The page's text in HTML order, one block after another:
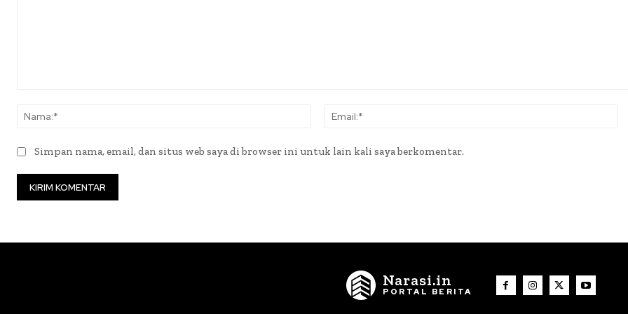
Nama:*
Simpan nama, email, dan situs web saya di browser ini untuk lain kali saya berkomentar.
Narasi.in
PORTAL BERITA